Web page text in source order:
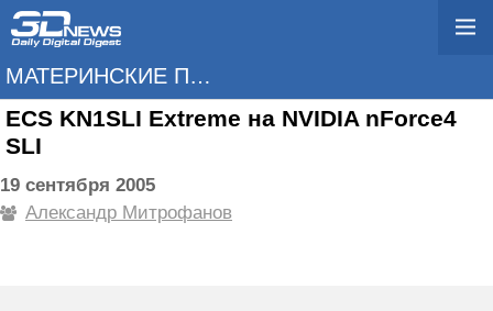
МАТЕРИНСКИЕ ПЛАТЫ
ECS KN1SLI Extreme на NVIDIA nForce4
SLI
19 сентября 2005
Александр Митрофанов